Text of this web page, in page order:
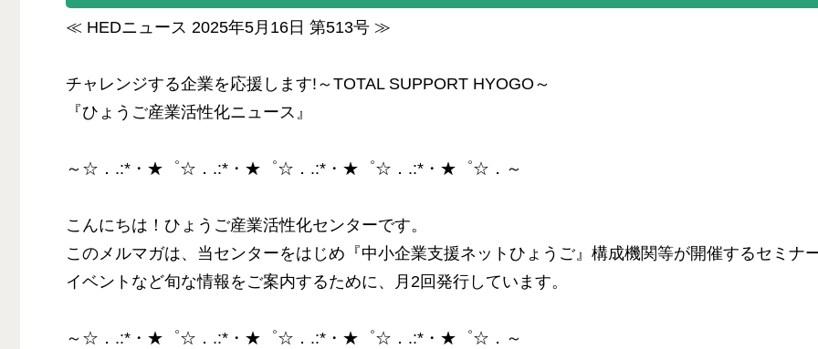
≪ HEDニュース 2025年5月16日 第513号 ≫
チャレンジする企業を応援します!～TOTAL SUPPORT HYOGO～
『ひょうご産業活性化ニュース』
～☆．.:*・★゜☆．.:*・★゜☆．.:*・★゜☆．.:*・★゜☆．～
こんにちは！ひょうご産業活性化センターです。
このメルマガは、当センターをはじめ『中小企業支援ネットひょうご』構成機関等が開催するセミナ
イベントなど旬な情報をご案内するために、月2回発行しています。
～☆．.:*・★゜☆．.:*・★゜☆．.:*・★゜☆．.:*・★゜☆．～